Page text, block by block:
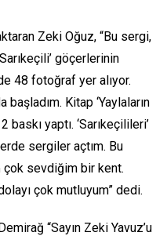
Zeki Oğuz, “Bu sergi,
göçerlerinin
48 fotoğraf yer alıyor.
Kitap ‘Yaylaların
baskı yaptı. ‘Sarıkeçilileri’
sergiler açtım. Bu
çok sevdiğim bir kent.
çok mutluyum” dedi.
“Sayın Zeki Yavuz’u